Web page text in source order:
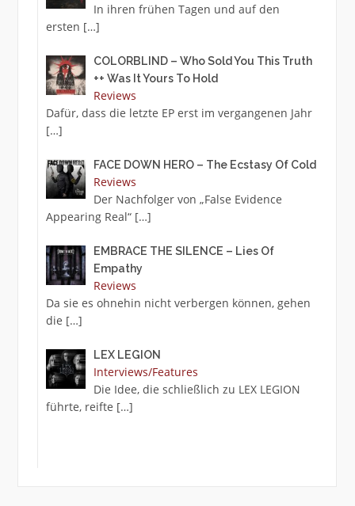
In ihren frühen Tagen und auf den
ersten […]
COLORBLIND – Who Sold You This Truth
++ Was It Yours To Hold
Reviews
Dafür, dass die letzte EP erst im vergangenen Jahr
[…]
FACE DOWN HERO – The Ecstasy Of Cold
Reviews
Der Nachfolger von „False Evidence
Appearing Real“ […]
EMBRACE THE SILENCE – Lies Of
Empathy
Reviews
Da sie es ohnehin nicht verbergen können, gehen
die […]
LEX LEGION
Interviews/Features
Die Idee, die schließlich zu LEX LEGION
führte, reifte […]